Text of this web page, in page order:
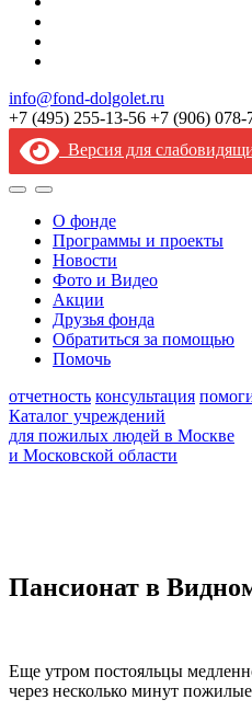
info@fond-dolgolet.ru
+7 (495) 255‑13‑56 +7 (906)
Версия для
О фонде
Программы и проекты
Новости
Фото и Видео
Акции
Друзья фонда
Обратиться за помощью
Помочь
отчетность консультация
Каталог учреждений
для пожилых людей в Москве
и Московской области
Пансионат в
Еще утром постояльцы
через несколько минут